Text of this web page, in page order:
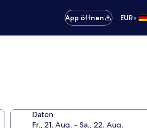
App öffnen
EUR•
Daten